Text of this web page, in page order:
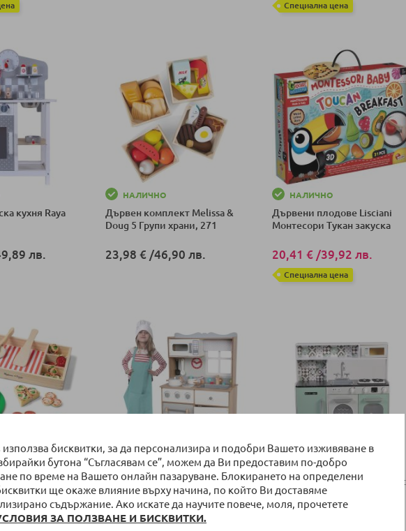
използва бисквитки, за да персонализира и подобри Вашето изживяване в
бутона “Съгласявам се”, можем да Ви предоставим по-добро
по време на Вашето онлайн пазаруване. Блокирането на определени
ще окаже влияние върху начина, по който Ви доставяме
съдържание. Ако искате да научите повече, моля, прочетете
ЗА ПОЛЗВАНЕ И БИСКВИТКИ.
Специална цена
кухня Raya
лв.
НАЛИЧНО
Дървен комплект Melissa &
Doug 5 Групи храни, 271
23,98 € /46,90 лв.
НАЛИЧНО
Дървени плодове Lisciani
Монтесори Тукан закуска
20,41 € /39,92 лв.
Специална цена
комплект
Пица парти
лв.
ПО ЗАЯВКА до 5 дни
Дървена Кухня Moni с
прибори 7253
112,50 €/220,03 лв.
ПО ЗАЯВКА до 5 дни
Дървена кухня Moni Toys със
светещи котлони,
микровълнова